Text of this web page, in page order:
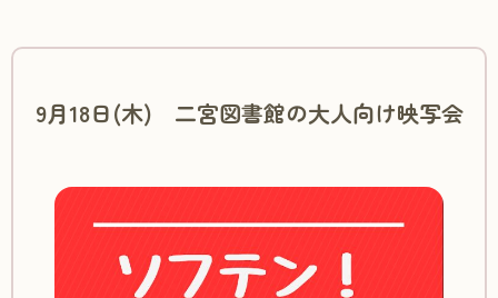
9月18日(木) 二宮図書館の大人向け映写会